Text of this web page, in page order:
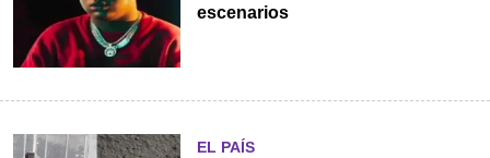
escenarios
EL PAÍS